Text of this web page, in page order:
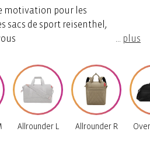
motivation pour les
sacs de sport reisenthel,
plus
Allrounder L Allrounder R